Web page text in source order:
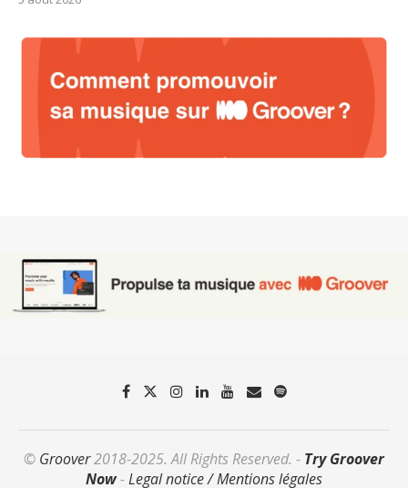
© Groover2018-2025. All Rights Reserved. - Try Groover
Now-Legal notice / Mentions légales